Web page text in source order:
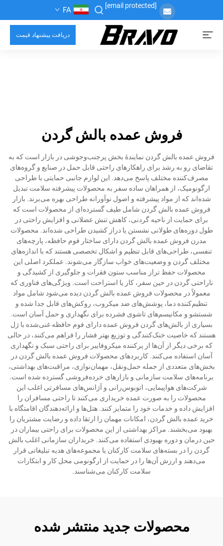
[email protected]
FA
دریافت پیشنهاد قیمت
فروش عمده بالش گردن
فروش عمده بالش گردن نمایندهٔ بخش پرجنب‌وجوشی در بازار است که به
تقاضای رو به رشد برای راهکارهای راحتی قابل حمل در صنایع و گروه‌های
مصرف‌کننده مختلف پاسخ می‌دهد. این لوازم جانبی حمایتی با طراحی
ارگونومیک، از همراهان ساده سفر به محصولات پیشرفته سلامت تبدیل
شده‌اند که از مواد پیشرفته و اصول نوآورانه طراحی بهره می‌برند. بازار
فروش عمده بالش گردن شامل طیف گسترده‌ای از محصولات است که
برای حمایت از ناحیه گردنی، کاهش تنش عضلانی و افزایش راحتی در
طول دوره‌های طولانی نشستن یا دراز کشیدن طراحی شده‌اند. محصولات
مدرن فروش عمده بالش گردن دارای ساختار فوم حافظه، پارچه‌های
تنفسی، طراحی‌های قابل تنظیم و اشکال تخصصی هستند که با اندازه‌های
مختلف گردن و وضعیت‌های خواب سازگار می‌شوند. عملکرد اصلی این
محصولات حفظ تراز مناسب ستون فقرات و جلوگیری از کشیدگی و
ناراحتی گردن در حین سفر، کار یا استراحت است. ویژگی‌های فناوری که
معمولاً در محصولات فروش عمده بالش گردن دیده می‌شود شامل مواد
تنظیم‌کننده دما، پوشش‌های ضد میکروب، روکش‌های قابل جدا شده و
شستشو و مکانیسم‌های تاشوی فشرده برای نگهداری و حمل آسان است.
بسیاری از بالش‌های گردن فروش عمده دارای فوم حافظه غنی‌شده با ژل
هستند که خاصیت خنک‌کنندگی و توزیع بهتر فشار را فراهم می‌کنند، در حالی
که برخی دیگر از آن‌ها از پرکننده میکروفایبر برای راحتی سبک و نگهداری
آسان استفاده می‌کنند. کاربردهای محصولات فروش عمده بالش گردن در
بخش‌های متعددی از جمله حمل‌ونقل، مهمان‌نوازی، مراقبت‌های بهداشتی،
برنامه‌های سلامت سازمانی و بازارهای خرده‌فروشی گسترده شده است.
شرکت‌های هواپیمایی، اتوبوس‌رانی و آژانس‌های مسافرتی اغلب این
محصولات را به صورت عمده خریداری می‌کنند تا راحتی مسافران را
افزایش داده و خدمات خود را متمایز کنند. هتل‌ها و ارائه‌دهندگان اقامتگاه با
خرید عمده بالش گردن، امکانات مهمان را ارتقا داده و رضایت مشتریان را
بهبود می‌بخشند. مراکز بهداشتی از این محصولات برای راحتی بیماران در
حین درمان و دوره بهبودی استفاده می‌کنند. خریداران سازمانی اغلب بالش
گردن را در بسته‌های سلامت کارکنان یا مجموعه‌های هدیه تبلیغاتی قرار
می‌دهند و ارزش آن‌ها را در حمایت از ارگونومی محل کار و ابتکارات
سلامت کارکنان می‌شناسند.
محصولات جدید منتشر شده